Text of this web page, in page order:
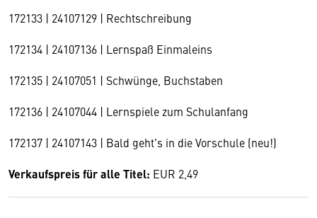
172133 | 24107129 | Rechtschreibung
172134 | 24107136 | Lernspaß Einmaleins
172135 | 24107051 | Schwünge, Buchstaben
172136 | 24107044 | Lernspiele zum Schulanfang
172137 | 24107143 | Bald geht's in die Vorschule (neu!)
Verkaufspreis für alle Titel: EUR 2,49